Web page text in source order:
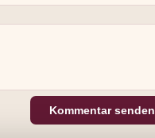
Kommentar senden